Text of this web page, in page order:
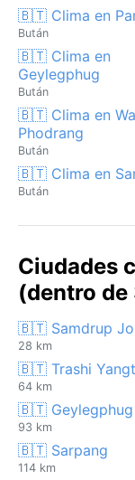
🇧🇹 Clima en
Bután
🇧🇹 Clima en
Geylegphug
Bután
🇧🇹 Clima en
Phodrang
Bután
🇧🇹 Clima en
Bután
Ciudades
(dentro
🇧🇹 Samdrup
28 km
🇧🇹 Trashi
64 km
🇧🇹 Geylegphug
93 km
🇧🇹 Sarpang
114 km